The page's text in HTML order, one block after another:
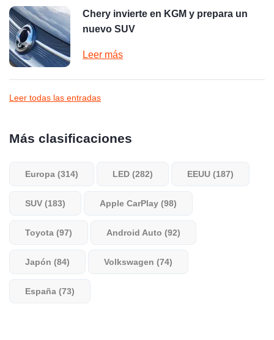
Chery invierte en KGM y prepara un
nuevo SUV
Leer más
Leer todas las entradas
Más clasificaciones
Europa (314) LED (282) EEUU (187)
SUV (183) Apple CarPlay (98)
Toyota (97) Android Auto (92)
Japón (84) Volkswagen (74)
España (73)